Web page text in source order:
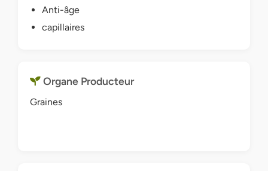
Anti-âge
capillaires
Organe Producteur
Graines